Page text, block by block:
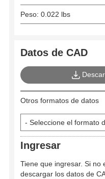
Peso: 0.022 lbs
Datos de CAD
Otros formatos de datos
Ingresar
Tiene que ingresar. Si no
descargar los datos de